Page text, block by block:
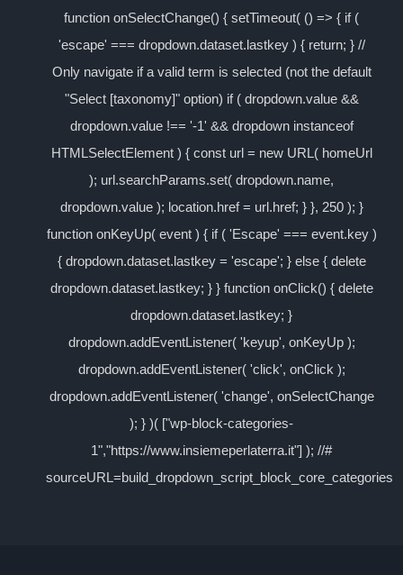
function onSelectChange() { setTimeout( () => { if (
'escape' === dropdown.dataset.lastkey ) { return; } //
Only navigate if a valid term is selected (not the default
"Select [taxonomy]" option) if ( dropdown.value &&
dropdown.value !== '-1' && dropdown instanceof
HTMLSelectElement ) { const url = new URL( homeUrl
); url.searchParams.set( dropdown.name,
dropdown.value ); location.href = url.href; } }, 250 ); }
function onKeyUp( event ) { if ( 'Escape' === event.key )
{ dropdown.dataset.lastkey = 'escape'; } else { delete
dropdown.dataset.lastkey; } } function onClick() { delete
dropdown.dataset.lastkey; }
dropdown.addEventListener( 'keyup', onKeyUp );
dropdown.addEventListener( 'click', onClick );
dropdown.addEventListener( 'change', onSelectChange
); } )( ["wp-block-categories-
1","https://www.insiemeperlaterra.it"] ); //#
sourceURL=build_dropdown_script_block_core_categories